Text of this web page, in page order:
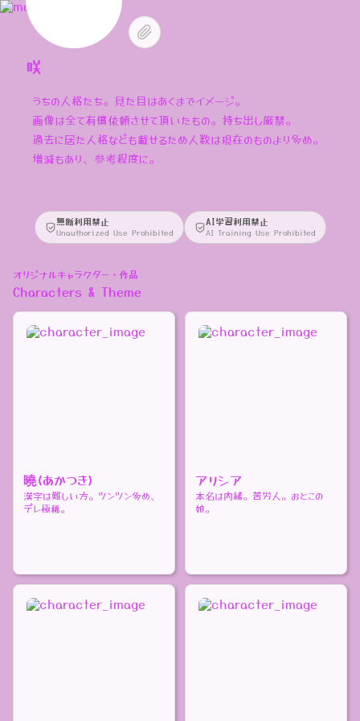
咲
うちの人格たち。見た目はあくまでイメージ。
画像は全て有償依頼させて頂いたもの。持ち出し厳禁。
過去に居た人格なども載せるため人数は現在のものより多め。
増減もあり、参考程度に。
無断利用禁止
Unauthorized Use Prohibited
AI学習利用禁止
AI Training Use Prohibited
オリジナルキャラクター・作品
Characters & Theme
曉(あかつき)
漢字は難しい方。ツンツン多め、
デレ極稀。
アリシア
本名は内緒。苦労人。おとこの
娘。